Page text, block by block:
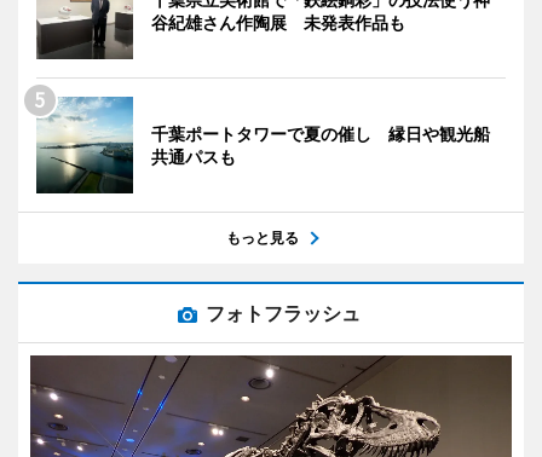
谷紀雄さん作陶展 未発表作品も
千葉ポートタワーで夏の催し 縁日や観光船
共通パスも
もっと見る
フォトフラッシュ